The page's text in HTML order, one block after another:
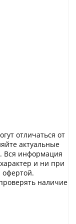
VCD/
MP2/MPEG/AAC/
отличаться от
актуальные
Вся информация
и ни при
офертой.
наличие